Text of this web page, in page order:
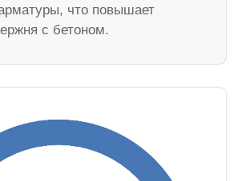
что повышает
с бетоном.